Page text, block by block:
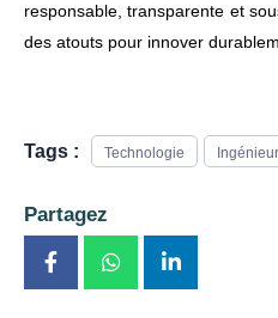
responsable, transparente et
des atouts pour innover
Tags : Technologie
Partagez